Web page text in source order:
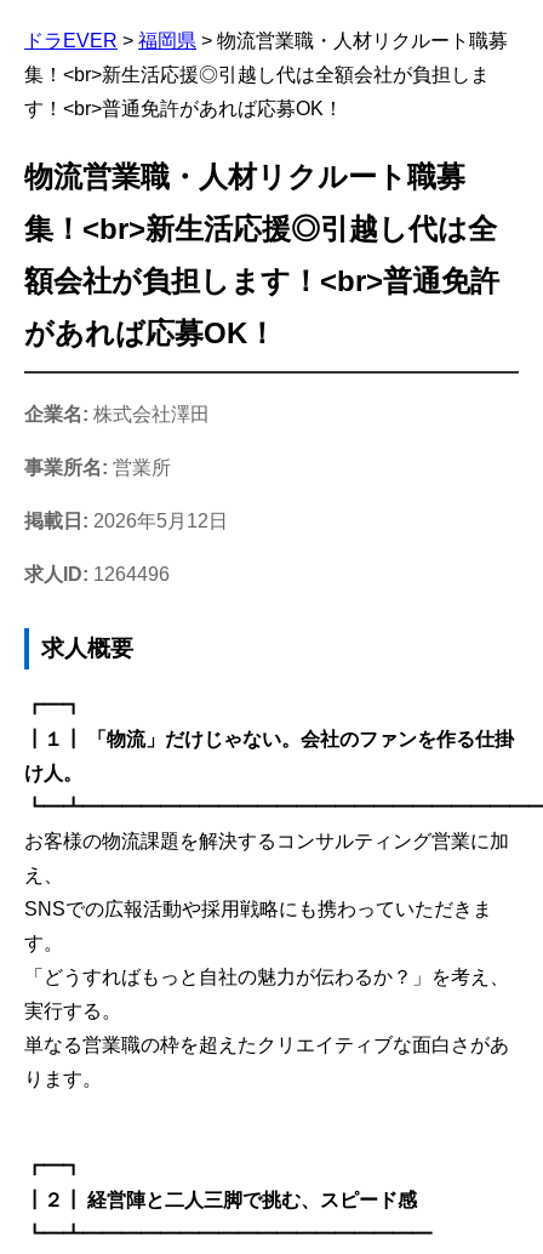
ドラEVER > 福岡県 > 物流営業職・人材リクルート職募
集！<br>新生活応援◎引越し代は全額会社が負担しま
す！<br>普通免許があれば応募OK！
物流営業職・人材リクルート職募
集！<br>新生活応援◎引越し代は全
額会社が負担します！<br>普通免許
があれば応募OK！
企業名: 株式会社澤田
事業所名: 営業所
掲載日: 2026年5月12日
求人ID: 1264496
求人概要
┏━┓
┃１┃ 「物流」だけじゃない。会社のファンを作る仕掛
け人。
お客様の物流課題を解決するコンサルティング営業に加
え、
SNSでの広報活動や採用戦略にも携わっていただきま
す。
「どうすればもっと自社の魅力が伝わるか？」を考え、
実行する。
単なる営業職の枠を超えたクリエイティブな面白さがあ
ります。
┏━┓
┃２┃ 経営陣と二人三脚で挑む、スピード感
┗━┻━━━━━━━━━━━━━━━━━━